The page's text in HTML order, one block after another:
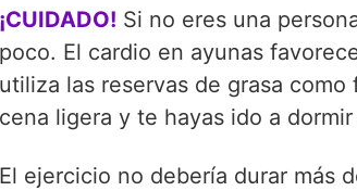
¡CUIDADO! Si no eres una
poco. El cardio en ayunas
utiliza las reservas de grasa
cena ligera y te hayas ido a
El ejercicio no debería durar más